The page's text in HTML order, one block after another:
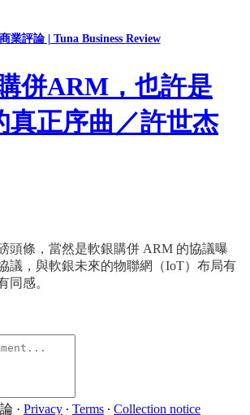
業評論 | Tuna Business Review
併ARM，也許是
真正序曲／許世杰
頭條，當然是軟銀購併 ARM 的協議曝
議，與軟銀未來的物聯網（IoT）布局有
同感。
· Privacy ∙ Terms ∙ Collection notice